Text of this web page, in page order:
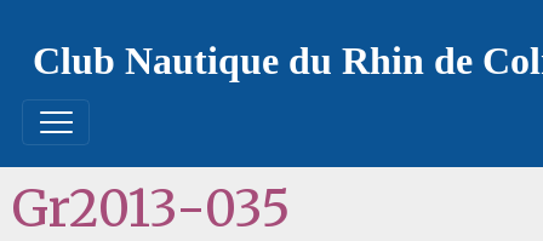
Club Nautique du Rhin de
Gr2013-035